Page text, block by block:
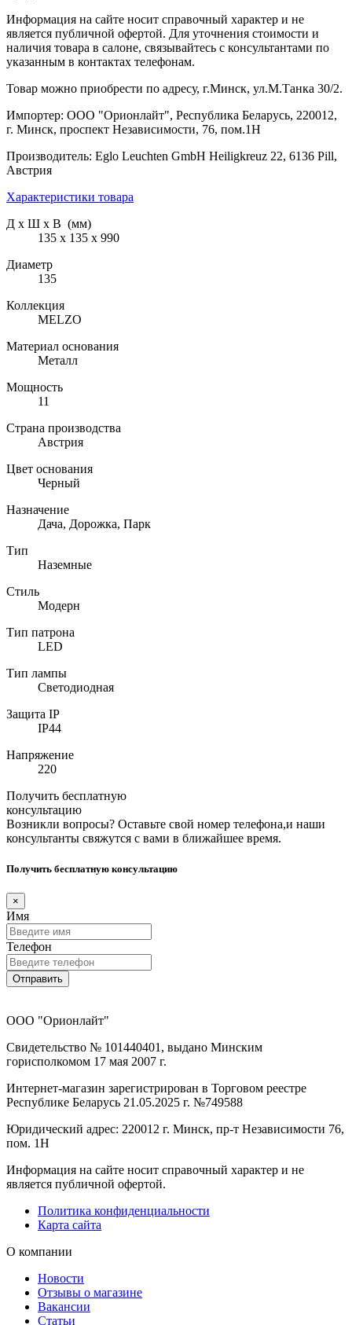
Информация на сайте носит справочный характер и не
является публичной офертой. Для уточнения стоимости и
наличия товара в салоне, связывайтесь с консультантами по
указанным в контактах телефонам.
Товар можно приобрести по адресу, г.Минск, ул.М.Танка 30/2.
Импортер: ООО "Орионлайт", Республика Беларусь, 220012,
г. Минск, проспект Независимости, 76, пом.1Н
Производитель: Eglo Leuchten GmbH Heiligkreuz 22, 6136 Pill,
Австрия
Характеристики товара
Д х Ш х В (мм)
135 х 135 х 990
Диаметр
135
Коллекция
MELZO
Материал основания
Металл
Мощность
11
Страна производства
Австрия
Цвет основания
Черный
Назначение
Дача, Дорожка, Парк
Тип
Наземные
Стиль
Модерн
Тип патрона
LED
Тип лампы
Светодиодная
Защита IP
IP44
Напряжение
220
Получить бесплатную
консультацию
Возникли вопросы? Оставьте свой номер телефона,и наши
консультанты свяжутся с вами в ближайшее время.
Получить бесплатную консультацию
×
Имя
Телефон
Отправить
ООО "Орионлайт"
Свидетельство № 101440401, выдано Минским
горисполкомом 17 мая 2007 г.
Интернет-магазин зарегистрирован в Торговом реестре
Республике Беларусь 21.05.2025 г. №749588
Юридический адрес: 220012 г. Минск, пр-т Независимости 76,
пом. 1Н
Информация на сайте носит справочный характер и не
является публичной офертой.
Политика конфиденциальности
Карта сайта
О компании
Новости
Отзывы о магазине
Вакансии
Статьи